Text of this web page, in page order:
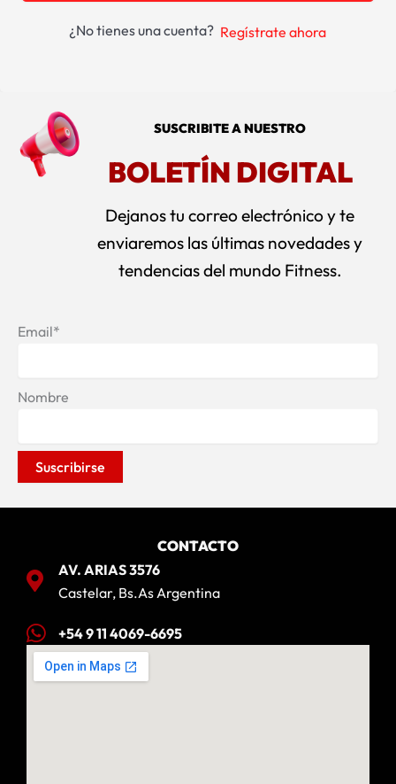
¿No tienes una cuenta? Regístrate ahora
SUSCRIBITE A NUESTRO
BOLETÍN DIGITAL
Dejanos tu correo electrónico y te
enviaremos las últimas novedades y
tendencias del mundo Fitness.
Email*
Nombre
CONTACTO
AV. ARIAS 3576
Castelar, Bs.As Argentina
+54 9 11 4069-6695